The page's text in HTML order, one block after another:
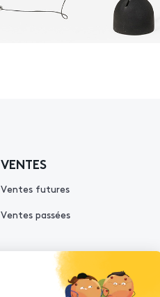
VENTES
Ventes futures
Ventes passées